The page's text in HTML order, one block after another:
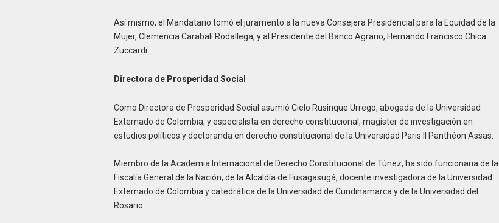
Así mismo, el Mandatario tomó el juramento a la nueva Consejera Presidencial para la Equidad de la
Mujer, Clemencia Carabalí Rodallega, y al Presidente del Banco Agrario, Hernando Francisco Chica
Zuccardi.
Directora de Prosperidad Social
Como Directora de Prosperidad Social asumió Cielo Rusinque Urrego, abogada de la Universidad
Externado de Colombia, y especialista en derecho constitucional, magíster de investigación en
estudios políticos y doctoranda en derecho constitucional de la Universidad Paris II Panthéon Assas.
Miembro de la Academia Internacional de Derecho Constitucional de Túnez, ha sido funcionaria de la
Fiscalía General de la Nación, de la Alcaldía de Fusagasugá, docente investigadora de la Universidad
Externado de Colombia y catedrática de la Universidad de Cundinamarca y de la Universidad del
Rosario.